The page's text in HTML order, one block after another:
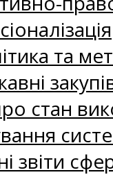
та
стан
звіти